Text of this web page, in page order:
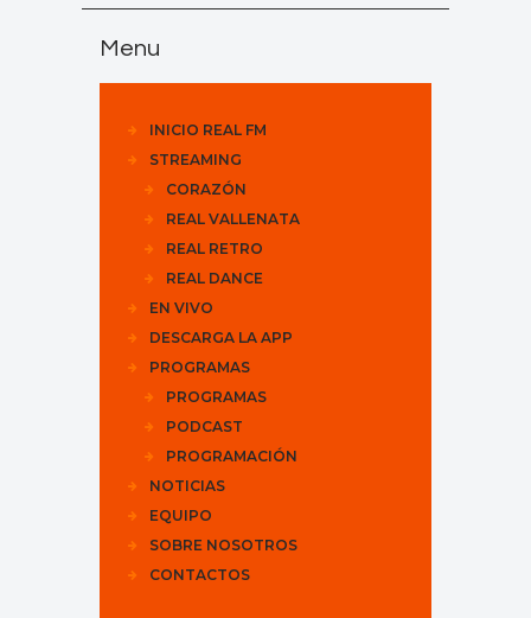
Menu
INICIO REAL FM
STREAMING
CORAZÓN
REAL VALLENATA
REAL RETRO
REAL DANCE
EN VIVO
DESCARGA LA APP
PROGRAMAS
PROGRAMAS
PODCAST
PROGRAMACIÓN
NOTICIAS
EQUIPO
SOBRE NOSOTROS
CONTACTOS